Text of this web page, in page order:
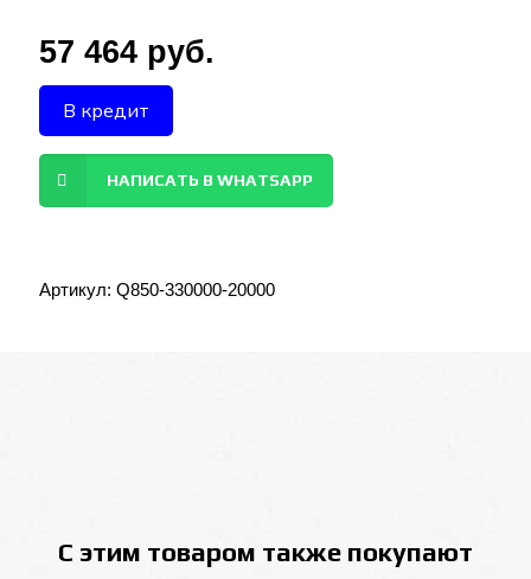
57 464 руб.
В кредит
НАПИСАТЬ В WHATSAPP
Артикул: Q850-330000-20000
С этим товаром также покупают